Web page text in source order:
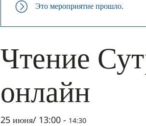
Это мероприятие прошло.
Чтение
онлайн
25 июня/ 13:00 - 14:30